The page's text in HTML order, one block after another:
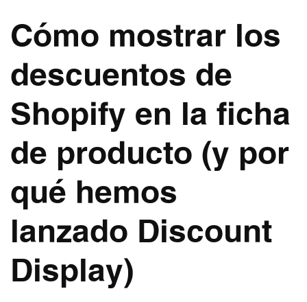
Cómo mostrar los
descuentos de
Shopify en la ficha
de producto (y por
qué hemos
lanzado Discount
Display)